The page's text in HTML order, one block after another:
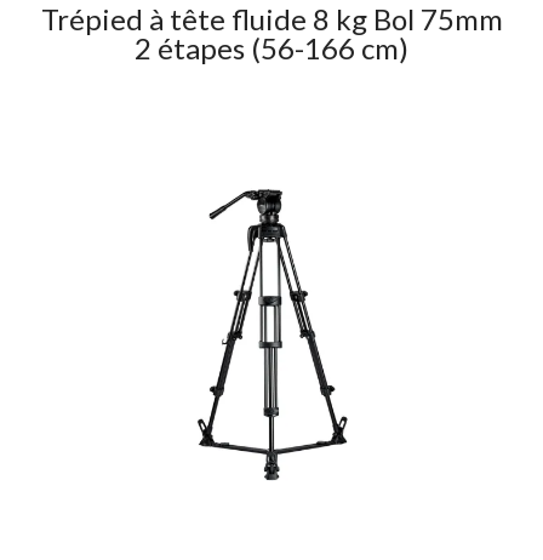
Trépied à tête fluide 8 kg Bol 75mm
2 étapes (56-166 cm)